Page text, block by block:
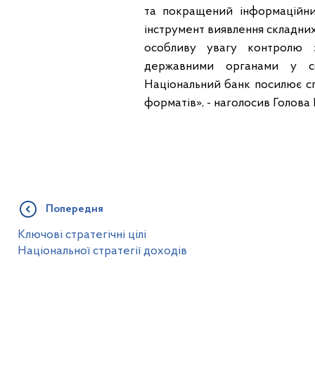
та покращений
інструмент виявлення
особливу увагу контролю
державними органами у
Національний банк посилює
форматів», - наголосив
Попередня
Ключові стратегічні цілі
Національної стратегії доходів